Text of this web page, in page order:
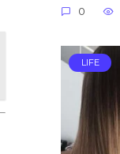
0
LIFE